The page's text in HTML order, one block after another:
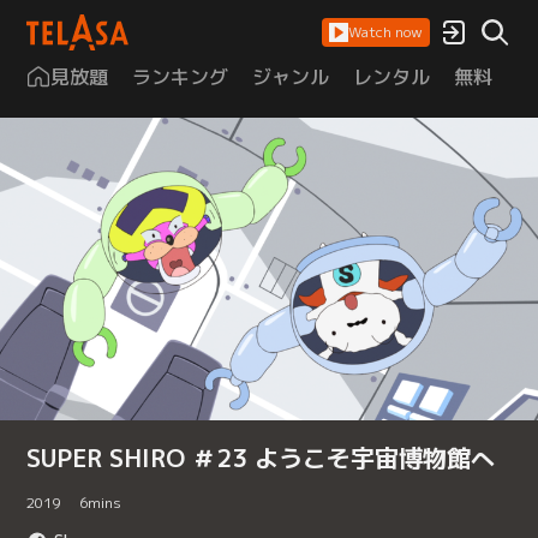
Watch now
見放題 ランキング ジャンル レンタル 無料
SUPER SHIRO ＃23 ようこそ宇宙博物館へ
2019 6mins